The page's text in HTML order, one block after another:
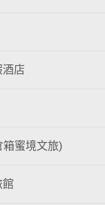
酒店
箱蜜境文旅)
館